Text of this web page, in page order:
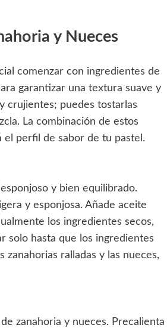
y Nueces
comenzar con ingredientes de
garantizar una textura suave y
crujientes; puedes tostarlas
La combinación de estos
el perfil de sabor de tu pastel.
y bien equilibrado.
y esponjosa. Añade aceite
los ingredientes secos,
solo hasta que los ingredientes
ralladas y las nueces,
zanahoria y nueces. Precalienta